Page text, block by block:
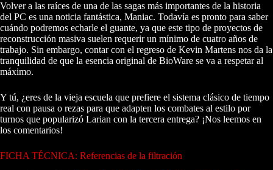
Volver a las raíces de una de las sagas más importantes de la historia
del PC es una noticia fantástica, Maniac. Todavía es pronto para saber
cuándo podremos echarle el guante, ya que este tipo de proyectos de
reconstrucción masiva suelen requerir un mínimo de cuatro años de
trabajo. Sin embargo, contar con el regreso de Kevin Martens nos da la
tranquilidad de que la esencia original de BioWare se va a respetar al
máximo.
Y tú, ¿eres de la vieja escuela que prefiere el sistema clásico de tiempo
real con pausa o rezas para que adapten los combates al estilo por
turnos que popularizó Larian con la tercera entrega? ¡Nos leemos en
los comentarios!
FICHA TÉCNICA: Referencias de la filtración